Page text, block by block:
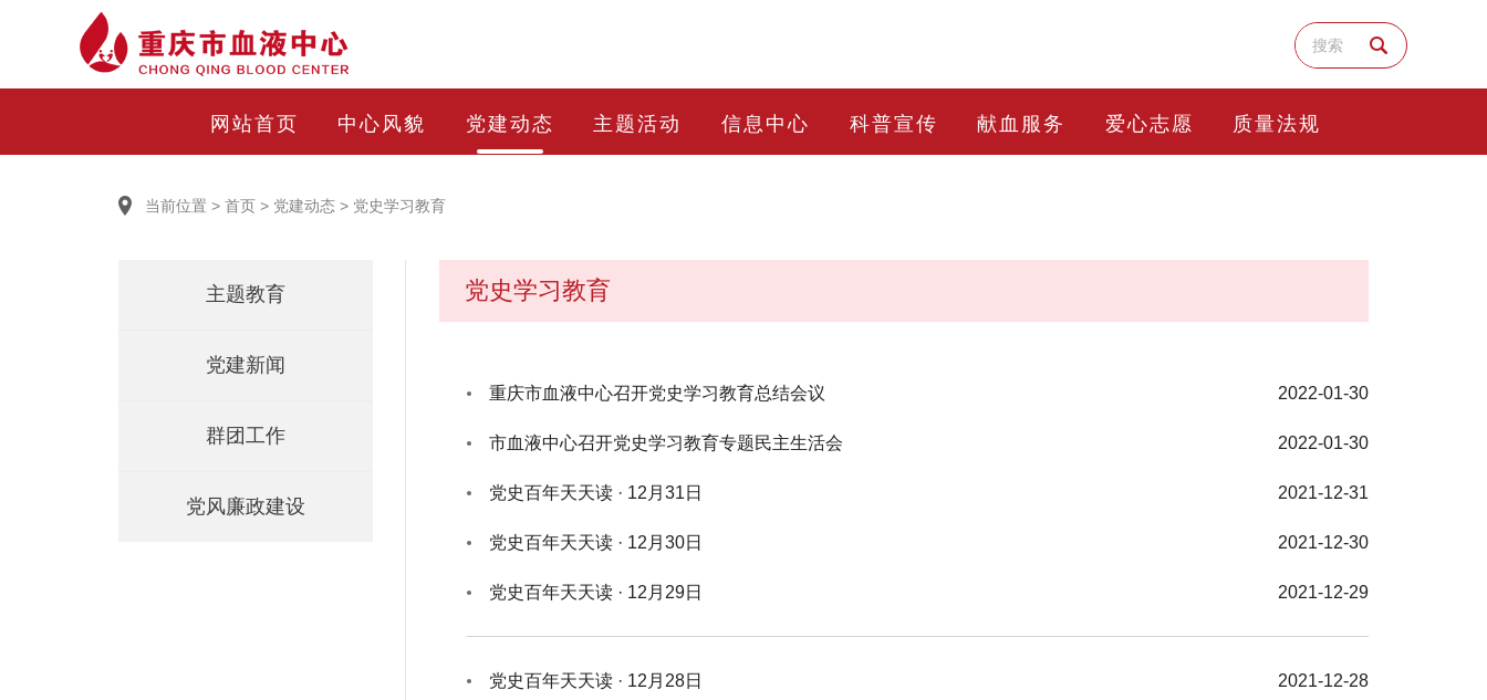
网站首页 中心风貌 党建动态 主题活动 信息中心 科普宣传 献血服务 爱心志愿 质量法规
当前位置 > 首页 > 党建动态 > 党史学习教育
主题教育
党建新闻
群团工作
党风廉政建设
党史学习教育
重庆市血液中心召开党史学习教育总结会议 2022-01-30
市血液中心召开党史学习教育专题民主生活会 2022-01-30
党史百年天天读 · 12月31日 2021-12-31
党史百年天天读 · 12月30日 2021-12-30
党史百年天天读 · 12月29日 2021-12-29
党史百年天天读 · 12月28日 2021-12-28